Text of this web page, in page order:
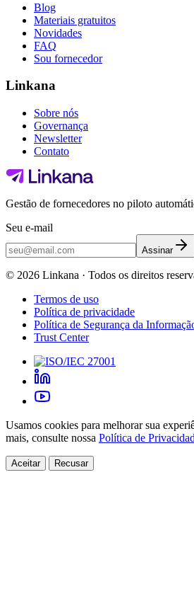
Blog
Materiais gratuitos
Novidades
FAQ
Sou fornecedor
Linkana
Sobre nós
Governança
Newsletter
Contato
Gestão de fornecedores no piloto
Seu e-mail
Assinar
© 2026 Linkana · Todos os direitos
Termos de uso
Política de privacidade
Política de Segurança da
Trust Center
Usamos cookies para melhorar sua
mais, consulte nossa Política de
Aceitar Recusar